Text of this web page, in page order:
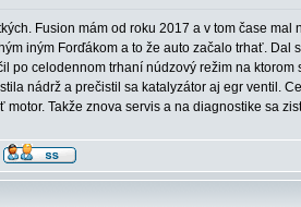
Fusion mám od roku 2017 a v tom čase
iným Forďákom a to že auto začalo trhať.
po celodennom trhaní núdzový režim na
nádrž a prečistil sa katalyzátor aj egr ventil.
motor. Takže znova servis a na diagnostike sa